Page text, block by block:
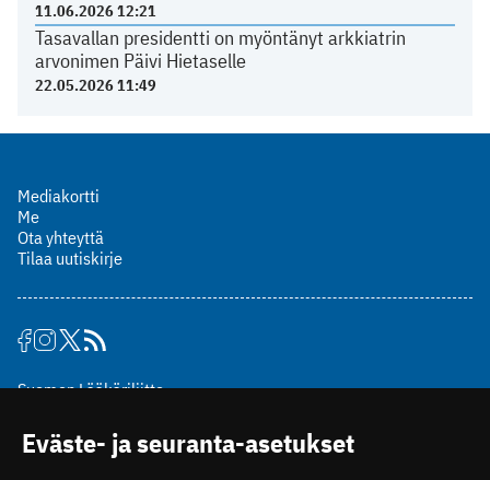
11.06.2026 12:21
Tasavallan presidentti on myöntänyt arkkiatrin
arvonimen Päivi Hietaselle
22.05.2026 11:49
Mediakortti
Me
Ota yhteyttä
Tilaa uutiskirje
Suomen Lääkäriliitto
00510 Helsinki
puh. (09) 393 091
Eväste- ja seuranta-asetukset